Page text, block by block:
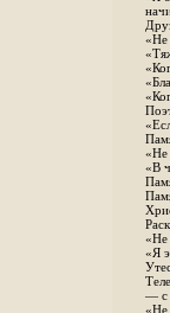
«Не
«Не
«В
«Не
«Я
— с
«Не